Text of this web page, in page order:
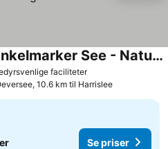
faciliteter
Hotel Seeblick am Sankelmarker See - Natur und Erholung
10.6 km til Harrislee
Se priser